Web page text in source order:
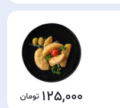
125,000